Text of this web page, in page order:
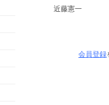
近藤憲一
会員登録